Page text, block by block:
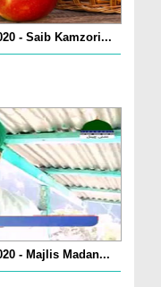
- Saib Kamzori...
- Majlis Madan...